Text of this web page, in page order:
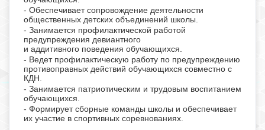
- Обеспечивает сопровождение деятельности
общественных детских объединений школы.
- Занимается профилактической работой
предупреждения девиантного
и аддитивного поведения обучающихся.
- Ведет профилактическую работу по предупреждению
противоправных действий обучающихся совместно с
КДН.
- Занимается патриотическим и трудовым воспитанием
обучающихся.
- Формирует сборные команды школы и обеспечивает
их участие в спортивных соревнованиях.